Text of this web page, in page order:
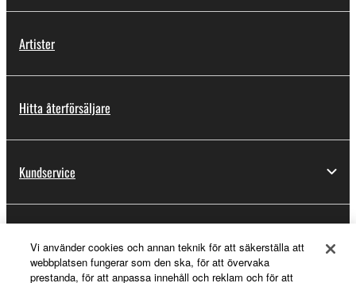
Artister
Hitta återförsäljare
Kundservice
Vi använder cookies och annan teknik för att säkerställa att
webbplatsen fungerar som den ska, för att övervaka
prestanda, för att anpassa innehåll och reklam och för att